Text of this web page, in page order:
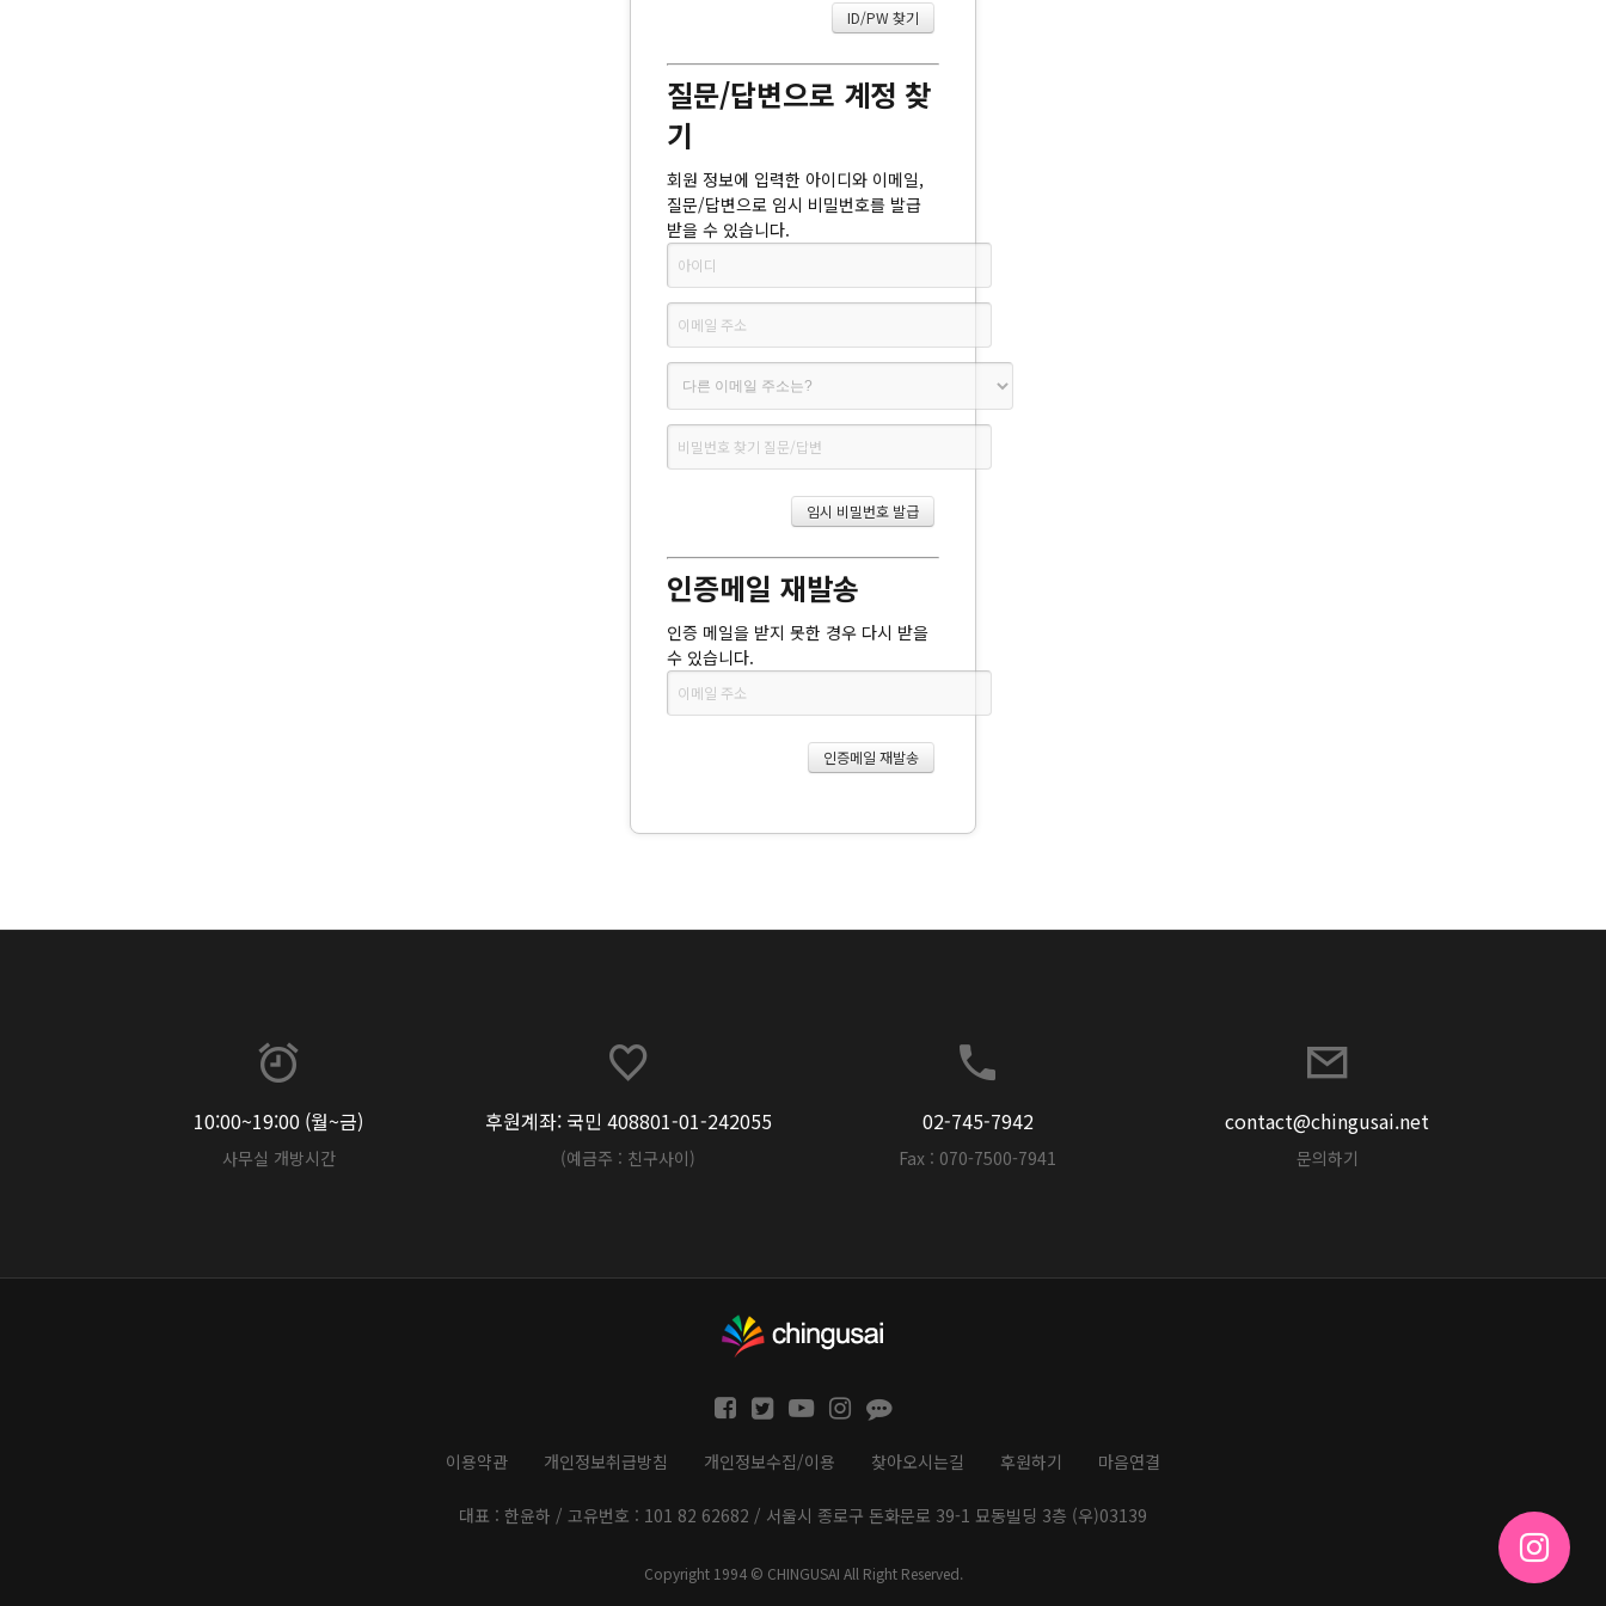
질문/답변으로 계정 찾
기
회원 정보에 입력한 아이디와 이메일,
질문/답변으로 임시 비밀번호를 발급
받을 수 있습니다.
인증메일 재발송
인증 메일을 받지 못한 경우 다시 받을
수 있습니다.
10:00~19:00 (월~금)
사무실 개방시간
후원계좌: 국민 408801-01-242055
(예금주 : 친구사이)
02-745-7942
Fax : 070-7500-7941
contact@chingusai.net
문의하기
이용약관 개인정보취급방침 개인정보수집/이용 찾아오시는길 후원하기 마음연결
대표 : 한윤하 / 고유번호 : 101 82 62682 / 서울시 종로구 돈화문로 39-1 묘동빌딩 3층 (우)03139
Copyright 1994 © CHINGUSAI All Right Reserved.